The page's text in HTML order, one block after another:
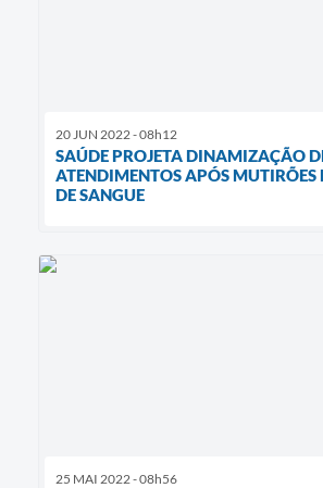
20 JUN 2022 - 08h12
SAÚDE PROJETA DINAMIZAÇÃO
ATENDIMENTOS APÓS MUTIRÕES
DE SANGUE
25 MAI 2022 - 08h56